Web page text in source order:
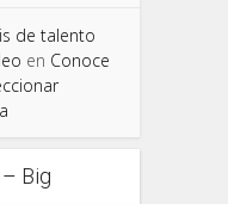
de talento
en Conoce
Big